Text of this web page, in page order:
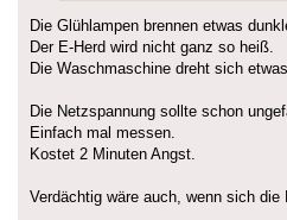
Die Glühlampen brennen etwas
Der E-Herd wird nicht ganz so heiß.
Die Waschmaschine dreht sich
Die Netzspannung sollte schon
Einfach mal messen.
Kostet 2 Minuten Angst.
Verdächtig wäre auch, wenn sich